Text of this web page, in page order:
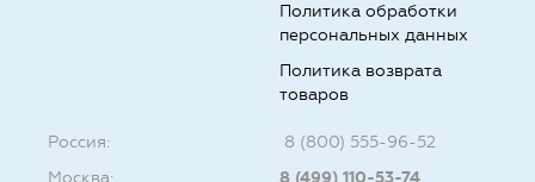
Политика обработки
персональных данных
Политика возврата
товаров
Россия:
8 (800) 555-96-52